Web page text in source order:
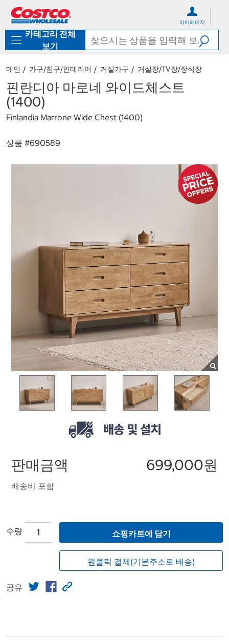
로
기
가
마이페이지
카테고리 전체
보기
메인 가구/침구/인테리어 거실가구 거실장/TV장/장식장
핀란디아 마로네 와이드체스트
(1400)
Finlandia Marrone Wide Chest (1400)
상품 #690589
판매금액 699,000원
배송비 포함
수량 쇼핑카트에 담기
원클릭 결제(기본주소로 배송)
공유